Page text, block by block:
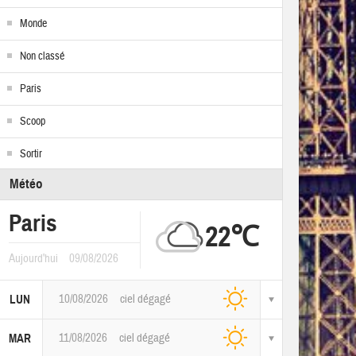
Monde
Non classé
Paris
Scoop
Sortir
Météo
Paris
Aujourd'hui 09/08/2026
22℃
LUN 10/08/2026 ciel dégagé
MAR 11/08/2026 ciel dégagé